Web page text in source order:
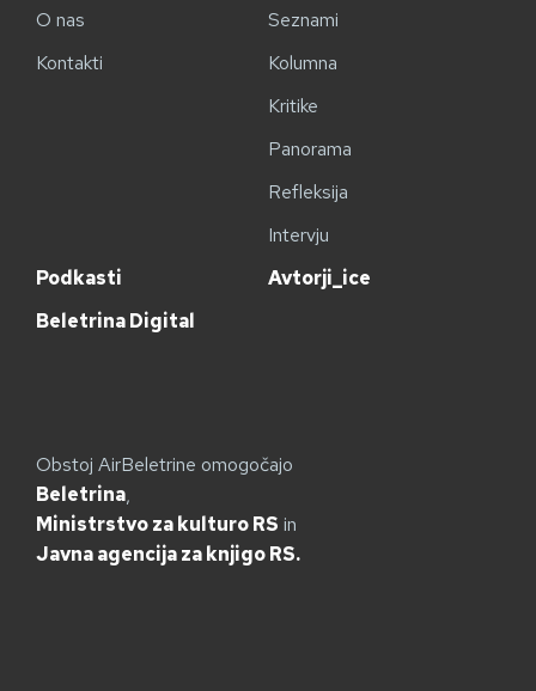
O nas
Kontakti
Seznami
Kolumna
Kritike
Panorama
Refleksija
Intervju
Podkasti
Avtorji_ice
Beletrina Digital
Obstoj AirBeletrine omogočajo
Beletrina,
Ministrstvo za kulturo RS in
Javna agencija za knjigo RS.